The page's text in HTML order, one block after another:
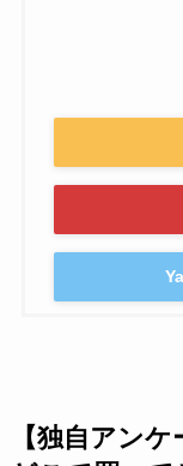
【独自アン